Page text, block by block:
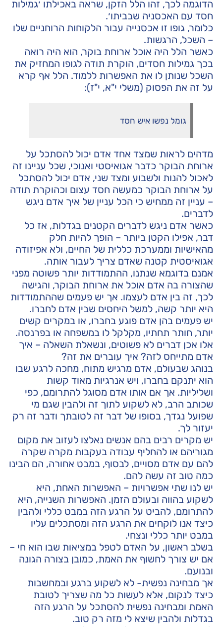
הדוגמה לכך, זהו הלל הזקן, שראה באכילתו ׳גמילות
חסד עם האכסניה שבביתו׳.
כלומר, גופו זו אכסנייה עבור הלקוחות הרוחניים שלו
– השכל, הרגשות.
כאשר הלל היה אוכל ארוחת בוקר, הוא היה רואה
בכך גמילות חסדים, הוקרת תודה לגופו המחזיק את
השכל שנותן לו את האפשרות ללמוד. הלל אף קרא
על זה את הפסוק (משלי י"א, י"ז):
גומל נפשו איש חסד
מדהים לראות שמצד אחד אדם יכול להסתכל על
ארוחת הבוקר כדבר אגואיסטי ואנוכי, שכל עניינו זה
לאכול להנות ולשבוע ומצד שני, אדם יכול להסתכל
על ארוחת הבוקר כמעשה חסד עצום וכהוקרת תודה
– עניין זה ממחיש כי הכל עניין של איך אדם ניגש
לדברים.
כאשר אדם ניגש לדברים הקטנים בגדלות, אז כל
דבר, אפילו הקטן ביותר – הופך להיות חלק
מהאישיות וממערכת כללית של החיים, ולא אפיזודה
אגואיסטית קטנה שאדם צריך לעבור אותה.
אמנם בדוגמא שנתנו, ההתמודדות יותר פשוטה מפני
שהצורה בה אדם אוכל את ארוחת הבוקר, והגישה
לכך, זה בין אדם לעצמו. אך יש פעמים שההתמודדות
היא יותר קשה, למשל היחסים שבין אדם לחברו.
יש פעמים בהן אדם פוגע בחברו, או במקרים קשים
יותר, חותר תחתיו, מקלקל לו במשפחה או בפרנסה.
אלו אכן דברים לא פשוטים, ונשאלת השאלה – איך
אדם מתייחס לזה? איך עוברים את זה?
בנוהג שבעולם, אדם מרגיש מתוח, מחכה לרגע שבו
הוא יתנקם בחברו, ויש אנרגיות מאוד קשות
ושליליות. אך אם אותו אדם מסוגל להתרומם, כפי
שכותב הרב, לא לשקוע לתוך זה ולהבין שגם מי
שפועל נגדך, בסופו של דבר זה לטובתך ודבר זה רק
יעזור לך.
יש מקרים רבים בהם אנשים נאלצו לעזוב את מקום
מגוריהם או להחליף עבודה בעקבות מקרה שקרה
להם עם אדם מסויים, לבסוף, במבט אחורה, הם הבינו
כמה טוב זה עשה להם.
יש לנו שתי אפשרויות – האפשרות האחת, היא
לשקוע בהווה ובעולם הזמן. האפשרות השנייה, היא
להתרומם, להביט על הרגע הזה במבט כללי ולהבין
כיצד אנו לוקחים את הרגע הזה ומסתכלים עליו
במבט יותר כללי ונצחי.
בשלב ראשון, על האדם לטפל במציאות שבו הוא חי –
אם יש צורך לחשוף את האמת, כמובן בצורה הגונה
ובנועם.
אך מבחינה נפשית- לא לשקוע ברגע ובמחשבות
כיצד לנקום, אלא לעשות כל מה שצריך לטובת
האמת ומבחינה נפשית להסתכל על הרגע הזה
בגדלות ולהבין שיצא לי מזה רק טוב.